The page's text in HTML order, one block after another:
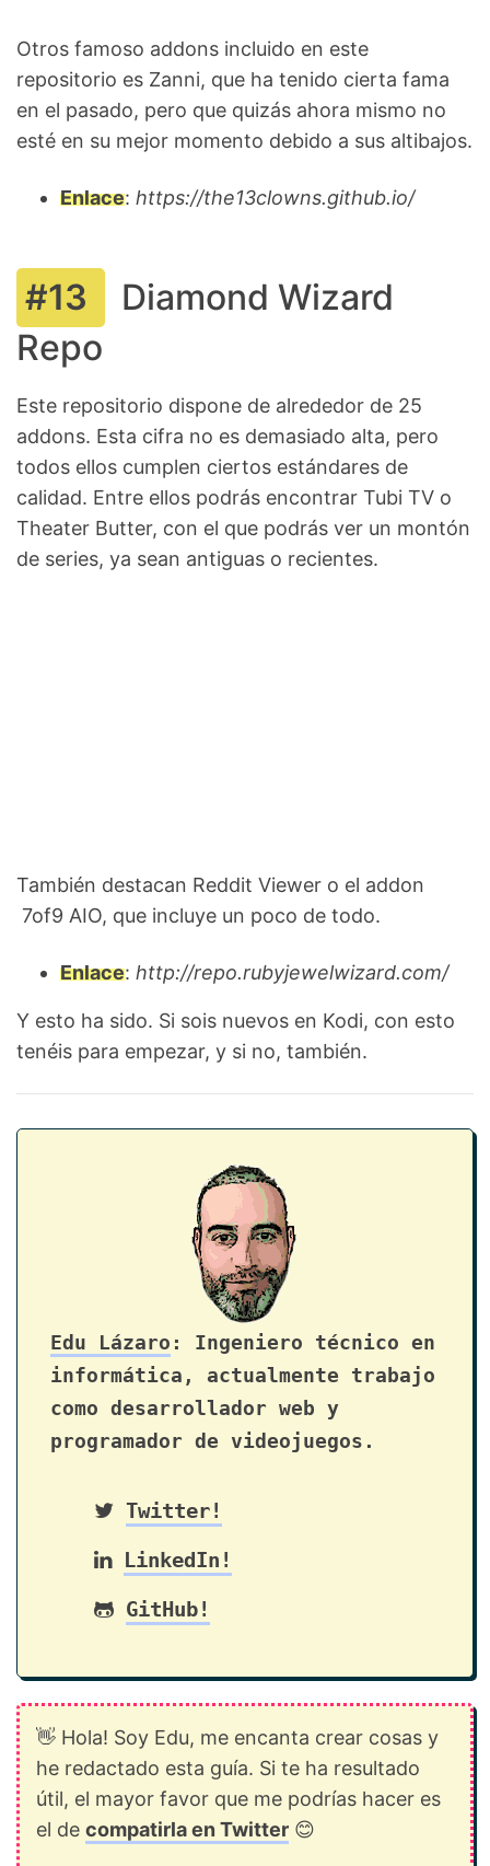
Otros famoso addons incluido en este
repositorio es Zanni, que ha tenido cierta fama
en el pasado, pero que quizás ahora mismo no
esté en su mejor momento debido a sus altibajos.
Enlace: https://the13clowns.github.io/
Diamond Wizard
Repo
Este repositorio dispone de alrededor de 25
addons. Esta cifra no es demasiado alta, pero
todos ellos cumplen ciertos estándares de
calidad. Entre ellos podrás encontrar Tubi TV o
Theater Butter, con el que podrás ver un montón
de series, ya sean antiguas o recientes.
También destacan Reddit Viewer o el addon
7of9 AIO, que incluye un poco de todo.
Enlace: http://repo.rubyjewelwizard.com/
Y esto ha sido. Si sois nuevos en Kodi, con esto
tenéis para empezar, y si no, también.
Edu Lázaro : Ingeniero técnico en
informática, actualmente trabajo
como desarrollador web y
programador de videojuegos.
Twitter!
LinkedIn!
GitHub!
👋 Hola! Soy Edu, me encanta crear cosas y
he redactado esta guía. Si te ha resultado
útil, el mayor favor que me podrías hacer es
el de compatirla en Twitter 😊